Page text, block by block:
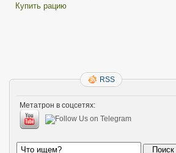
Купить рацию
RSS
Метатрон в соцсетях: